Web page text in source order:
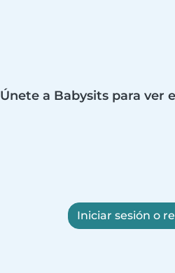
Únete a Babysits para ver
Iniciar sesión o